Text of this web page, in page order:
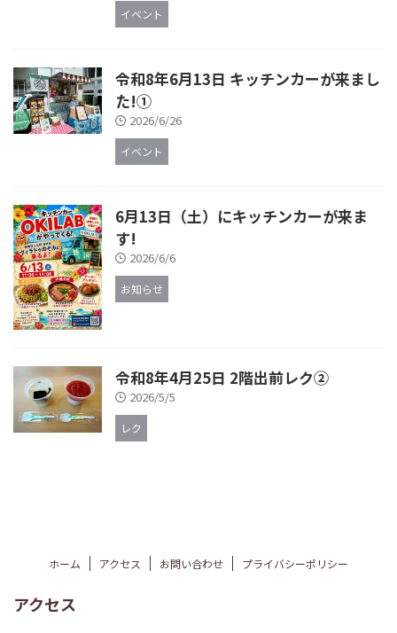
イベント
令和8年6月13日 キッチンカーが来まし
た!①
2026/6/26
イベント
6月13日（土）にキッチンカーが来ま
す!
2026/6/6
お知らせ
令和8年4月25日 2階出前レク②
2026/5/5
レク
ホーム アクセス お問い合わせ プライバシーポリシー
アクセス